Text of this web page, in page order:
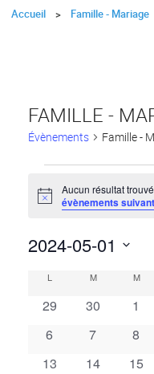
Accueil Famille - Mariage
FAMILLE -
Évènements Famille -
Notice
Aucun résultat
évènements
2024-05-01
date.
L MMARDI M
0
29
0
30
0
1
0
6
0
7
0
8
0
13
0
14
0
15